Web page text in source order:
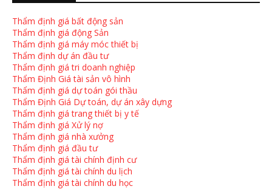
Thẩm định giá bất động sản
Thẩm định giá động Sản
Thẩm định giá máy móc thiết bị
Thẩm định dự án đầu tư
Thẩm định giá tri doanh nghiệp
Thẩm Định Giá tài sản vô hình
Thẩm định giá dự toán gói thầu
Thẩm Định Giá Dự toán, dự án xây dựng
Thẩm định giá trang thiết bị y tế
Thẩm định giá Xử lý nợ
Thẩm định giá nhà xưởng
Thẩm định giá đầu tư
Thẩm định giá tài chính định cư
Thẩm định giá tài chính du lịch
Thẩm định giá tài chính du học